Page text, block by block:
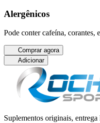
Alergênicos
Pode conter cafeína, corantes,
Comprar agora
Adicionar
Suplementos originais,